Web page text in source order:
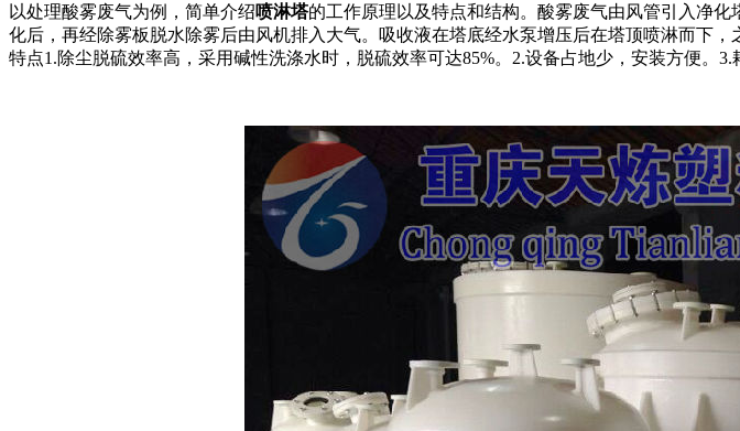
以处理酸雾废气为例，简单介绍喷淋塔的工作原理以及特点和结构。酸雾废气由风管引入净
化后，再经除雾板脱水除雾后由风机排入大气。吸收液在塔底经水泵增压后在塔顶喷淋而下
特点1.除尘脱硫效率高，采用碱性洗涤水时，脱硫效率可达85%。2.设备占地少，安装方便。